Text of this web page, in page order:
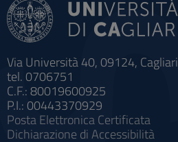
Via Università 40, 09124, Cagliari
tel. 0706751
C.F.: 80019600925
P.I.: 00443370929
Posta Elettronica Certificata
Dichiarazione di Accessibilità